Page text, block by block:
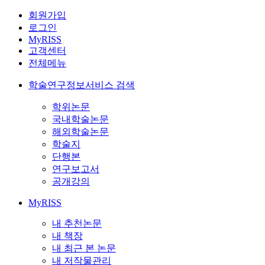
회원가입
로그인
MyRISS
고객센터
전체메뉴
학술연구정보서비스 검색
학위논문
국내학술논문
해외학술논문
학술지
단행본
연구보고서
공개강의
MyRISS
내 추천논문
내 책장
내 최근 본 논문
내 저작물관리